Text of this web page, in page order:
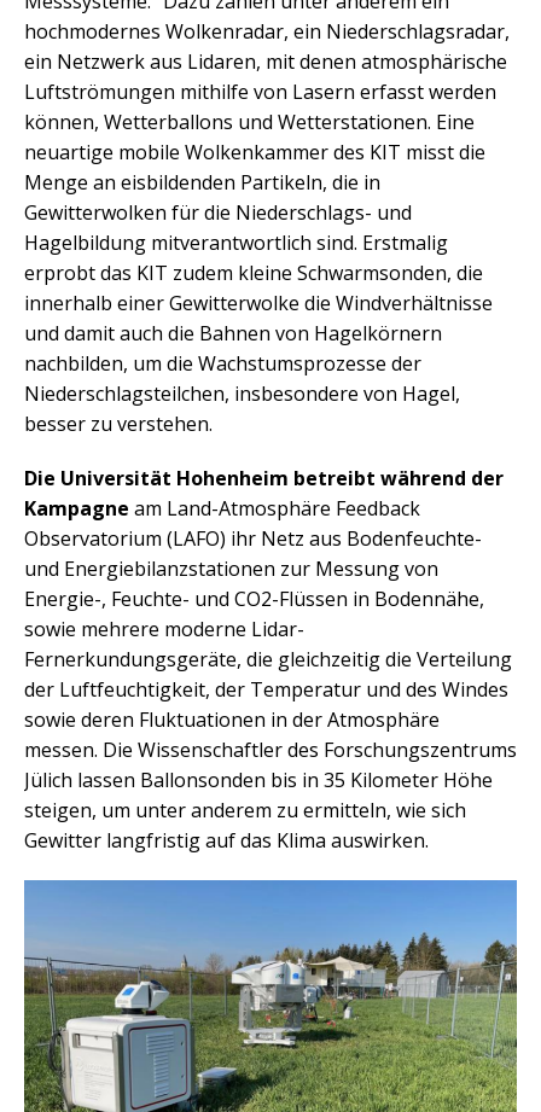
hochmodernes Wolkenradar, ein Niederschlagsradar,
ein Netzwerk aus Lidaren, mit denen atmosphärische
Luftströmungen mithilfe von Lasern erfasst werden
können, Wetterballons und Wetterstationen. Eine
neuartige mobile Wolkenkammer des KIT misst die
Menge an eisbildenden Partikeln, die in
Gewitterwolken für die Niederschlags- und
Hagelbildung mitverantwortlich sind. Erstmalig
erprobt das KIT zudem kleine Schwarmsonden, die
innerhalb einer Gewitterwolke die Windverhältnisse
und damit auch die Bahnen von Hagelkörnern
nachbilden, um die Wachstumsprozesse der
Niederschlagsteilchen, insbesondere von Hagel,
besser zu verstehen.
Die Universität Hohenheim betreibt während der
Kampagne am Land-Atmosphäre Feedback
Observatorium (LAFO) ihr Netz aus Bodenfeuchte-
und Energiebilanzstationen zur Messung von
Energie-, Feuchte- und CO2-Flüssen in Bodennähe,
sowie mehrere moderne Lidar-
Fernerkundungsgeräte, die gleichzeitig die Verteilung
der Luftfeuchtigkeit, der Temperatur und des Windes
sowie deren Fluktuationen in der Atmosphäre
messen. Die Wissenschaftler des Forschungszentrums
Jülich lassen Ballonsonden bis in 35 Kilometer Höhe
steigen, um unter anderem zu ermitteln, wie sich
Gewitter langfristig auf das Klima auswirken.